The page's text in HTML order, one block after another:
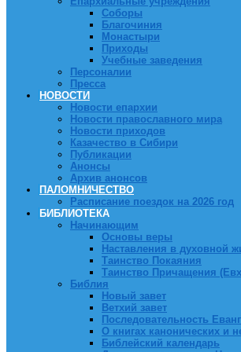
Соборы
Благочиния
Монастыри
Приходы
Учебные заведения
Персоналии
Пресса
НОВОСТИ
Новости епархии
Новости православного мира
Новости приходов
Казачество в Сибири
Публикации
Анонсы
Архив анонсов
ПАЛОМНИЧЕСТВО
Расписание поездок на 2026 год
БИБЛИОТЕКА
Начинающим
Основы веры
Наставления в духовной
Таинство Покаяния
Таинство Причащения
Библия
Новый завет
Ветхий завет
Последовательность
О книгах канонических и
Библейский календарь